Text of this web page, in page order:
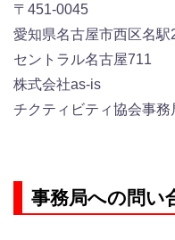
〒451-0045
愛知県名古屋市西区名駅
セントラル名古屋711
株式会社as-is
チクティビティ協会事務
事務局への問い